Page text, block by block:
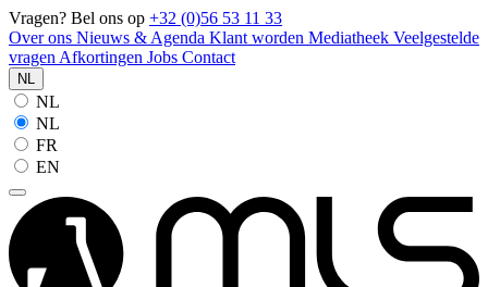
Vragen? Bel ons op +32 (0)56 53 11 33
Over ons Nieuws & Agenda Klant worden Mediatheek Veelgestelde
vragen Afkortingen Jobs Contact
NL
NL
NL
FR
EN